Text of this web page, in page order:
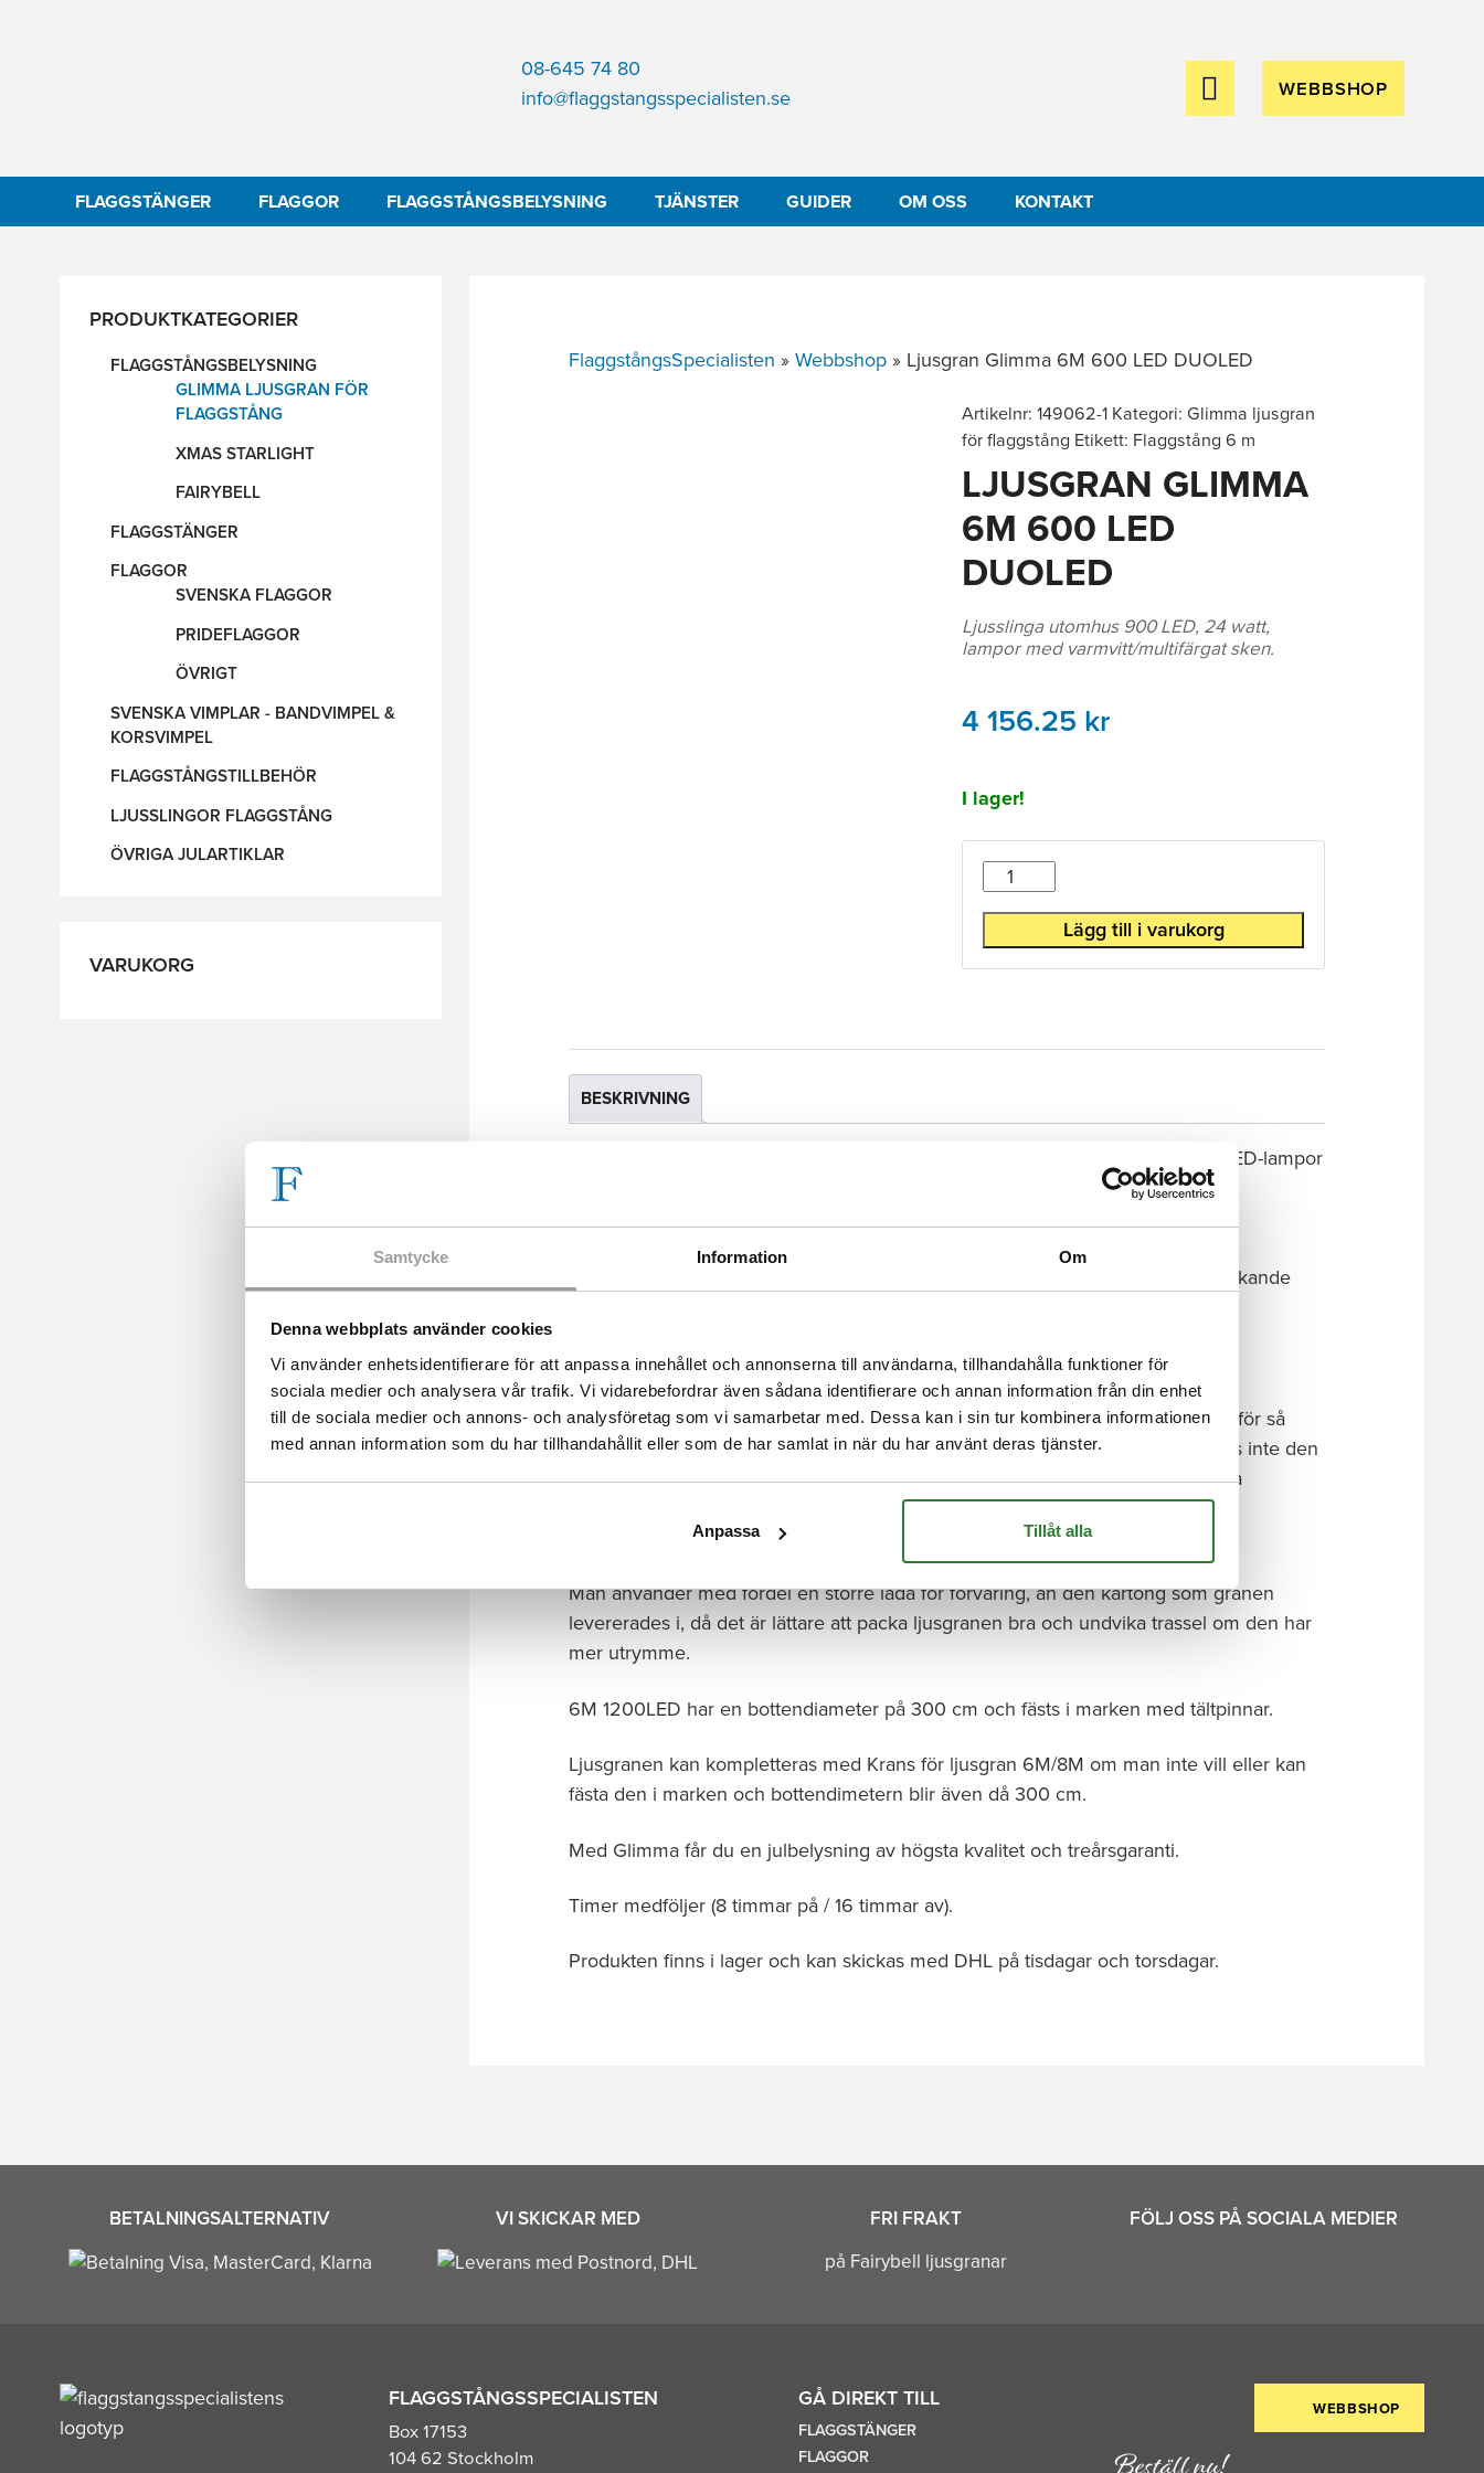
Samtycke Information Om
Denna webbplats använder cookies
Vi använder enhetsidentifierare för att anpassa innehållet och annonserna till användarna, tillhandahålla funktioner för
sociala medier och analysera vår trafik. Vi vidarebefordrar även sådana identifierare och annan information från din enhet
till de sociala medier och annons- och analysföretag som vi samarbetar med. Dessa kan i sin tur kombinera informationen
med annan information som du har tillhandahållit eller som de har samlat in när du har använt deras tjänster.
Anpassa Tillåt alla
08-645 74 80
info@flaggstangsspecialisten.se
WEBBSHOP
FLAGGSTÄNGER FLAGGOR FLAGGSTÅNGSBELYSNING TJÄNSTER GUIDER OM OSS KONTAKT
FlaggstångsSpecialisten » Webbshop» Ljusgran Glimma 6M 600 LED DUOLED
Artikelnr:149062-1 Kategori:Glimma ljusgran
för flaggstång Etikett: Flaggstång 6 m
LJUSGRAN GLIMMA
6M 600 LED
DUOLED
Ljusslinga utomhus 900 LED, 24 watt,
lampor med varmvitt/multifärgat sken.
4 156.25 kr
I lager!
Antal
Lägg till i varukorg
BESKRIVNING
Julbelysning med varmvitt eller flerfärgat sken för flaggstång med app. 900 LED-lampor
på totalt 24 W. Ljusslingorna är arrangerade i ett unikt mönster som skapar en
flaggstångsbelysning som enbart har vertikala slingor.
Med DUOLED kan du enkelt justera de varmvita LED-lamporna till en färgsprakande
Denna ljusgran passar flaggstänger från 6 meter och uppåt.
Glimma gör sina ljusgranar något kortare än den stånglängden de är avsedda för så
denna ljusgran kommer ej gå hela vägen upp i topp. När det är mörkt ute syns inte den
del av stången som ej är klädd så det påverkar inte utseendet under de mörka
Den hissas direkt ur kartongen och är enkel att installera.
Man använder med fördel en större låda för förvaring, än den kartong som granen
levererades i, då det är lättare att packa ljusgranen bra och undvika trassel om den har
mer utrymme.
6M 1200LED har en bottendiameter på 300 cm och fästs i marken med tältpinnar.
Ljusgranen kan kompletteras med Krans för ljusgran 6M/8M om man inte vill eller kan
fästa den i marken och bottendimetern blir även då 300 cm.
Med Glimma får du en julbelysning av högsta kvalitet och treårsgaranti.
Timer medföljer (8 timmar på / 16 timmar av).
Produkten finns i lager och kan skickas med DHL på tisdagar och torsdagar.
PRODUKTKATEGORIER
FLAGGSTÅNGSBELYSNING
GLIMMA LJUSGRAN FÖR
FLAGGSTÅNG
XMAS STARLIGHT
FAIRYBELL
FLAGGSTÄNGER
FLAGGOR
SVENSKA FLAGGOR
PRIDEFLAGGOR
ÖVRIGT
SVENSKA VIMPLAR - BANDVIMPEL &
KORSVIMPEL
FLAGGSTÅNGSTILLBEHÖR
LJUSSLINGOR FLAGGSTÅNG
ÖVRIGA JULARTIKLAR
VARUKORG
BETALNINGSALTERNATIV VI SKICKAR MED
FRI FRAKT
på Fairybell ljusgranar
FÖLJ OSS PÅ SOCIALA MEDIER
FLAGGSTÅNGSSPECIALISTEN
Box 17153
104 62 Stockholm
GÅ DIREKT TILL
FLAGGSTÄNGER
FLAGGOR
WEBBSHOP